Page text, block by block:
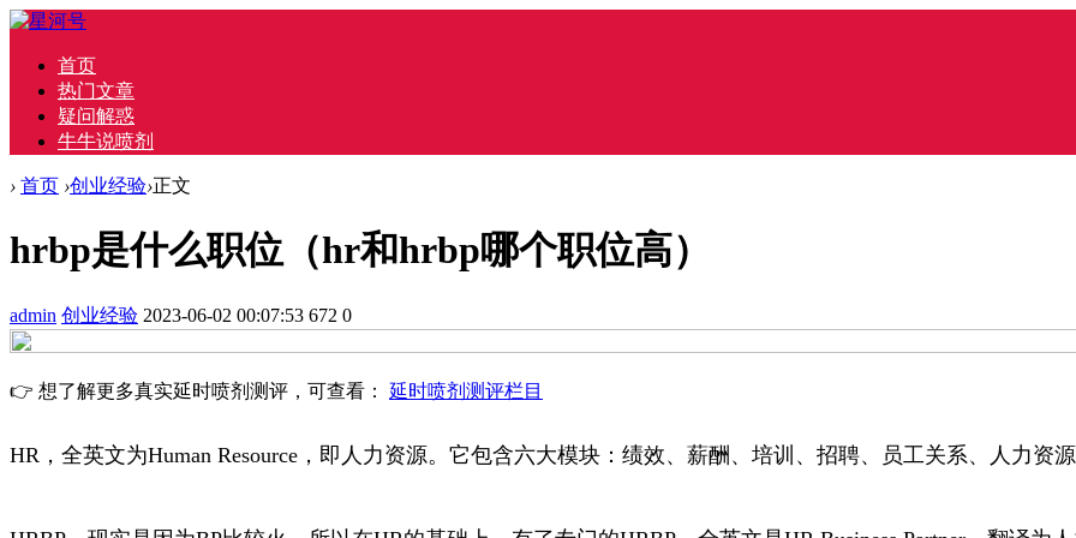
首页
热门文章
疑问解惑
牛牛说喷剂
› 首页 ›创业经验›正文
hrbp是什么职位（hr和hrbp哪个职位高）
admin 创业经验 2023-06-02 00:07:53 672 0
👉 想了解更多真实延时喷剂测评，可查看： 延时喷剂测评栏目
HR，全英文为Human Resource，即人力资源。它包含六大模块：绩效、薪酬、培训、招聘、员工关系、人力资